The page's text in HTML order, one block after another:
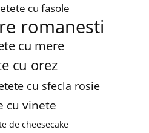
cu fasole
romanesti
cu mere
cu orez
cu sfecla rosie
cu vinete
de cheesecake